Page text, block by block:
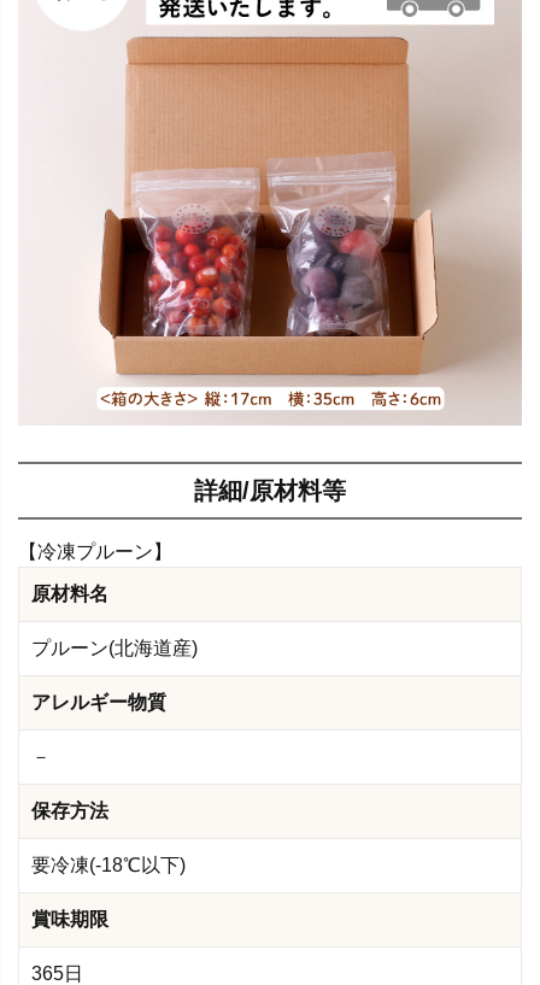
詳細/原材料等
【冷凍プルーン】
原材料名
プルーン(北海道産)
アレルギー物質
－
保存方法
要冷凍(-18℃以下)
賞味期限
365日